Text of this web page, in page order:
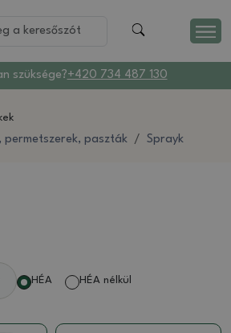
szüksége?+420 734 487 130
permetszerek, paszták Sprayk
HÉA HÉA nélkül